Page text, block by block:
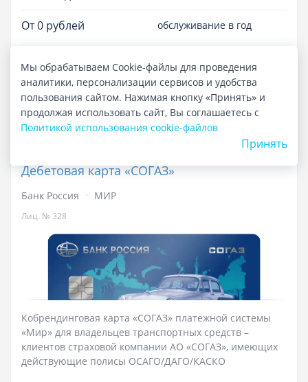
От 0 рублей обслуживание в год
Развернуть детали
Подробнее о карте
Дебетовая карта «СОГАЗ»
Банк Россия МИР
Лиц. № 328
Кобрендинговая карта «СОГАЗ» платежной системы
«Мир» для владельцев транспортных средств –
клиентов страховой компании АО «СОГАЗ», имеющих
действующие полисы ОСАГО/ДАГО/КАСКО
Мы обрабатываем Cookie-файлы для проведения
аналитики, персонализации сервисов и удобства
пользования сайтом. Нажимая кнопку «Принять» и
продолжая использовать сайт, Вы соглашаетесь с
Политикой использования cookie-файлов
Принять